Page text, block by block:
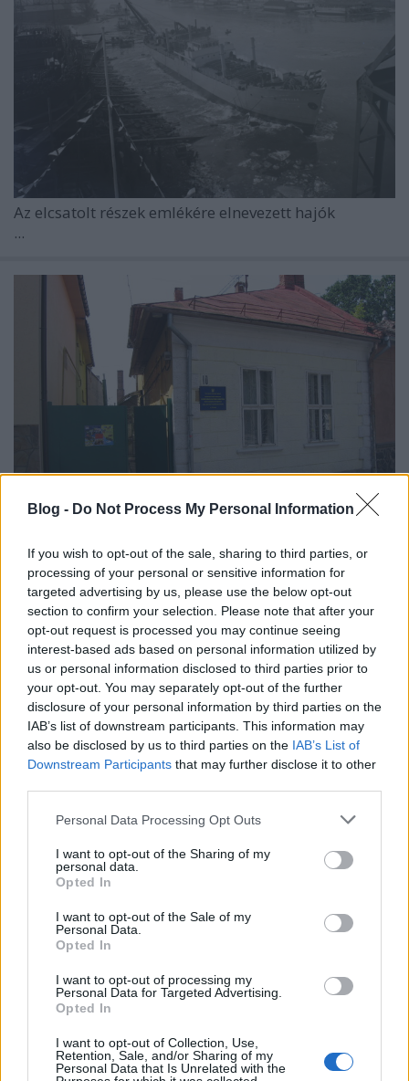
Blog - Do Not Process My Personal Information
If you wish to opt-out of the sale, sharing to third parties, or
processing of your personal or sensitive information for
targeted advertising by us, please use the below opt-out
section to confirm your selection. Please note that after your
opt-out request is processed you may continue seeing
interest-based ads based on personal information utilized by
us or personal information disclosed to third parties prior to
your opt-out. You may separately opt-out of the further
disclosure of your personal information by third parties on the
IAB’s list of downstream participants. This information may
also be disclosed by us to third parties on the IAB’s List of
Downstream Participants that may further disclose it to other
Please note that this website/app uses one or more Google
not limited to your visit or usage behaviour. You may click to
grant or deny consent to Google and its third-party tags to
use your data for below specified purposes in below Google
consent section.
Personal Data Processing Opt Outs
I want to opt-out of the Sharing of my
personal data.
Opted In
I want to opt-out of the Sale of my
Personal Data.
Opted In
I want to opt-out of processing my
Personal Data for Targeted Advertising.
Opted In
I want to opt-out of Collection, Use,
Retention, Sale, and/or Sharing of my
Personal Data that Is Unrelated with the
Az elcsatolt részek emlékére elnevezett hajók
...
Kárpátalja intézményei: a megyei
könyvtár magyar és idegen nyelvű
osztálya
HChoba 2017. február 03.
Hangos könyvekkel és kávéval az olvasók kegyeiért
Potusnyák Fedir Kárpátaljai Területi Univerzális
Tudományos Könyvtár Magyar és Idegen ...